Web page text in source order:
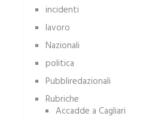
incidenti
lavoro
Nazionali
politica
Pubbliredazionali
Rubriche
Accadde a Cagliari